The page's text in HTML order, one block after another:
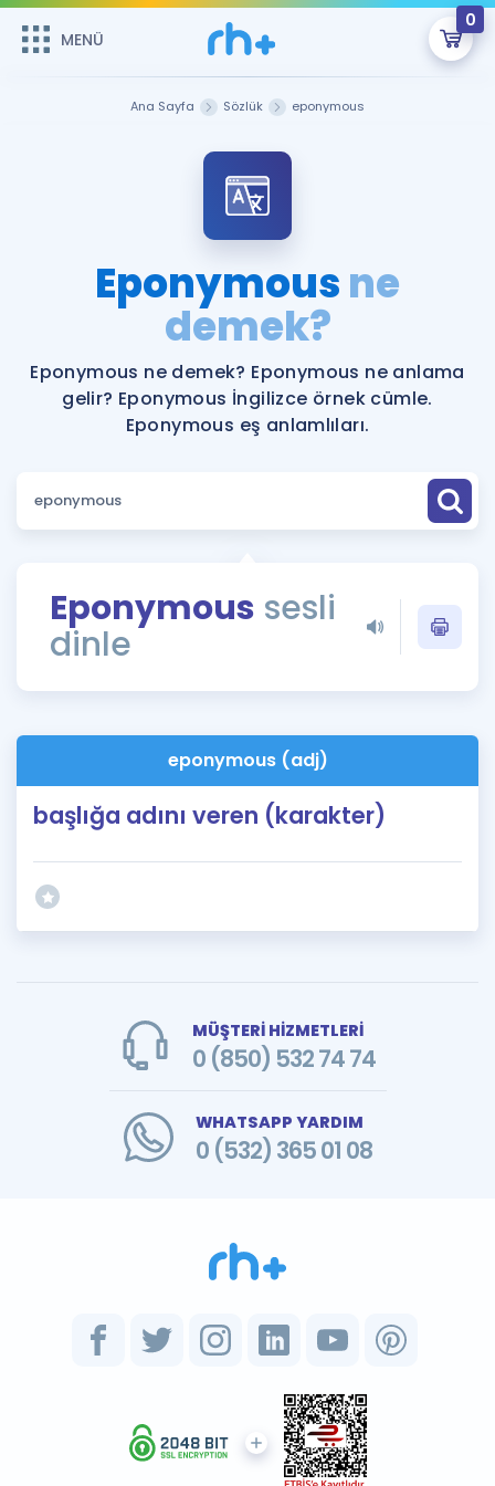
MENÜ
0
Şifremi Hatırlamıyorum
Sepetin Şu An Boş.
Remzi Hoca ile seni sınava hazırlayacak onlarca eğitim seni
bekliyor!
MENÜ
Katılımcı Görüşleri
Faydalı Araçlar
Ücretsiz Kaynaklar
Puan Hesaplama
ÖSYM Sınav Takvimi
Kampanyalar
İngilizce Gramer
İngilizce Gramer
Ana Sayfa Sözlük eponymous
Eponymousne
demek?
Eponymous ne demek? Eponymous ne anlama
gelir? Eponymous İngilizce örnek cümle.
Eponymous eş anlamlıları.
Eponymous sesli
dinle
eponymous (adj)
başlığa adını veren (karakter)
MÜŞTERİ HİZMETLERİ
0 (850) 532 74 74
WHATSAPP YARDIM
0 (532) 365 01 08